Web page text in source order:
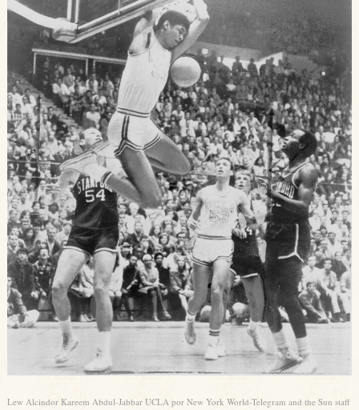
Lew Alcindor Kareem Abdul-Jabbar UCLA por New York World-Telegram and the Sun staff